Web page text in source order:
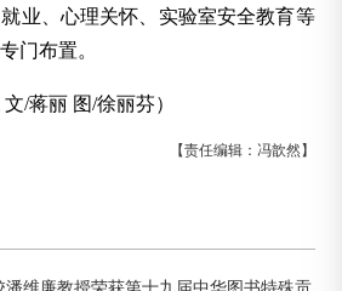
业、心理关怀、实验室安全教育等
门布置。
/蒋丽 图/徐丽芬）
【责任编辑：冯歆然】